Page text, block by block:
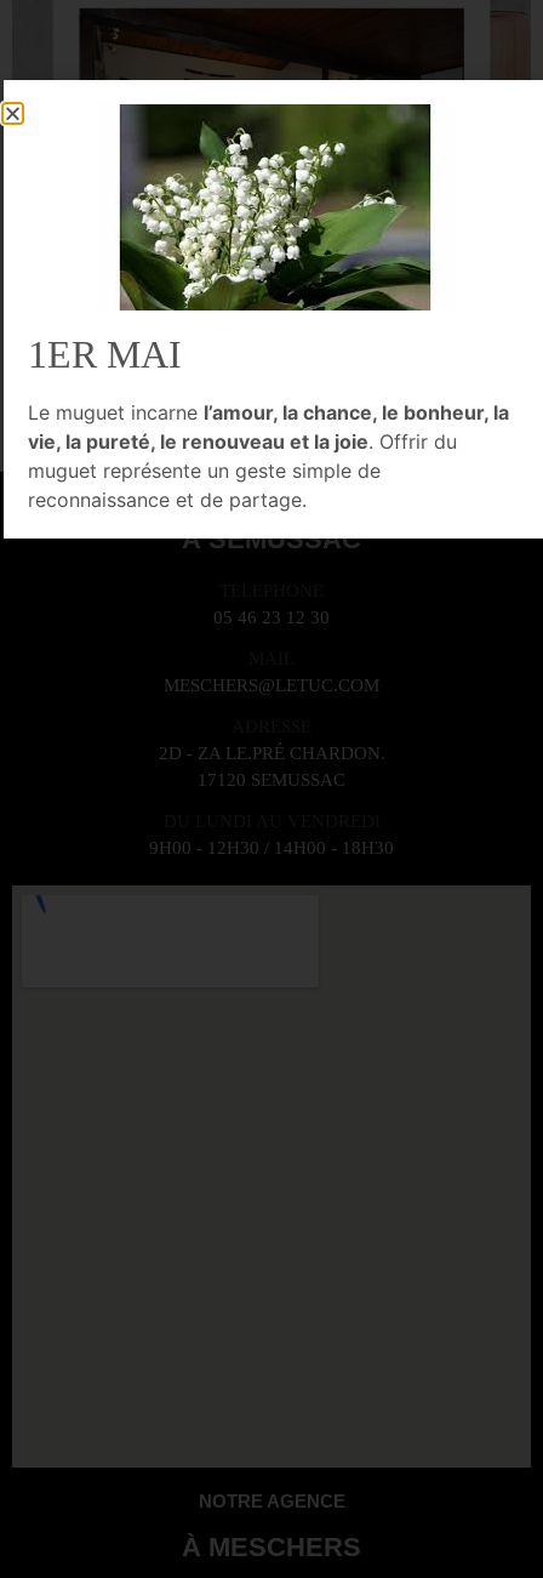
NOTRE AGENCE
À SEMUSSAC
05 46 23 12 30
MESCHERS@LETUC.COM
2D - ZA LE.PRÉ CHARDON.
17120 SEMUSSAC
9H00 - 12H30 / 14H00 - 18H30
NOTRE AGENCE
À MESCHERS
1ER MAI
Le muguet incarne l’amour, la chance, le bonheur, la
vie, la pureté, le renouveau et la joie. Offrir du
muguet représente un geste simple de
reconnaissance et de partage.